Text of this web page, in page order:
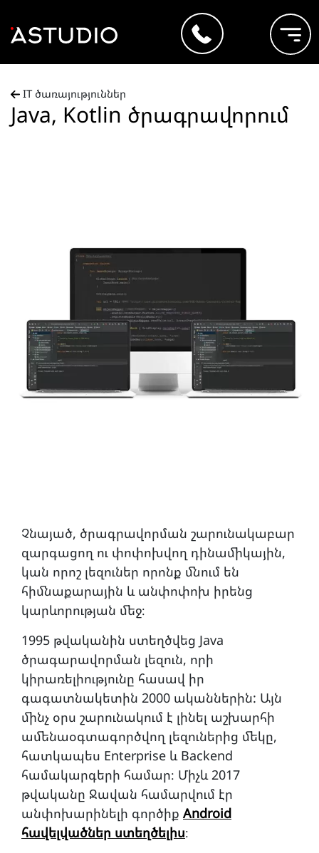
IT ծառայություններ
Java, Kotlin ծրագրավորում
Չնայած, ծրագրավորման շարունակաբար
զարգացող ու փոփոխվող դինամիկային,
կան որոշ լեզուներ որոնք մնում են
հիմնաքարային և անփոփոխ իրենց
կարևորության մեջ։
1995 թվականին ստեղծվեց Java
ծրագարավորման լեզուն, որի
կիրառելիությունը հասավ իր
գագատնակետին 2000 ականներին: Այն
մինչ օրս շարունակում է լինել աշխարհի
ամենաօգտագործվող լեզուներից մեկը,
հատկապես Enterprise և Backend
համակարգերի համար։ Միչև 2017
թվականը Ջավան համարվում էր
անփոխարինելի գործիք Android
հավելվածներ ստեղծելիս։